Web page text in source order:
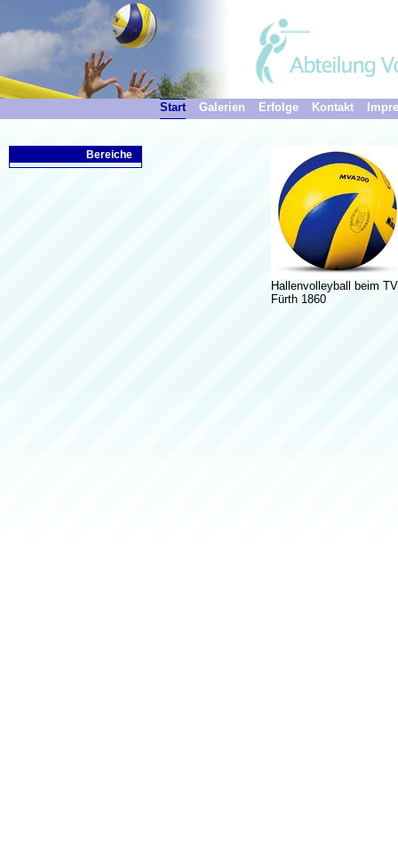
Start Galerien Erfolge Kontakt
Bereiche
Hallenvolleyball beim TV
Fürth 1860